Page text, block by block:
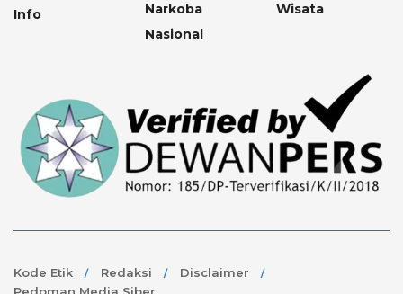
Info
Narkoba
Nasional
Wisata
Kode Etik Redaksi
Disclaimer